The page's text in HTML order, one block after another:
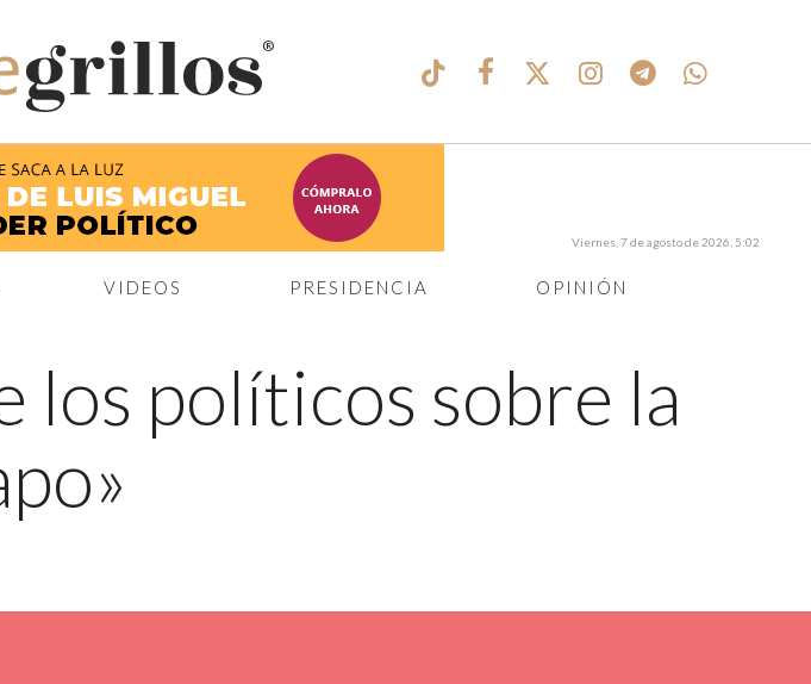
®
VIDEOS PRESIDENCIA OPINIÓN
Viernes, 7 de agosto de 2026, 5:02
los políticos sobre la